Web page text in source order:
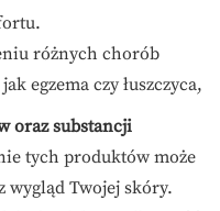
różnych chorób
egzema czy łuszczyca,
oraz substancji
tych produktów może
wygląd Twojej skóry.